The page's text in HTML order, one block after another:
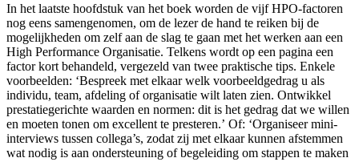
In het laatste hoofdstuk van het boek worden de vijf HPO-factoren
nog eens samengenomen, om de lezer de hand te reiken bij de
mogelijkheden om zelf aan de slag te gaan met het werken aan een
High Performance Organisatie. Telkens wordt op een pagina een
factor kort behandeld, vergezeld van twee praktische tips. Enkele
voorbeelden: ‘Bespreek met elkaar welk voorbeeldgedrag u als
individu, team, afdeling of organisatie wilt laten zien. Ontwikkel
prestatiegerichte waarden en normen: dit is het gedrag dat we willen
en moeten tonen om excellent te presteren.’ Of: ‘Organiseer mini-
interviews tussen collega’s, zodat zij met elkaar kunnen afstemmen
wat nodig is aan ondersteuning of begeleiding om stappen te maken